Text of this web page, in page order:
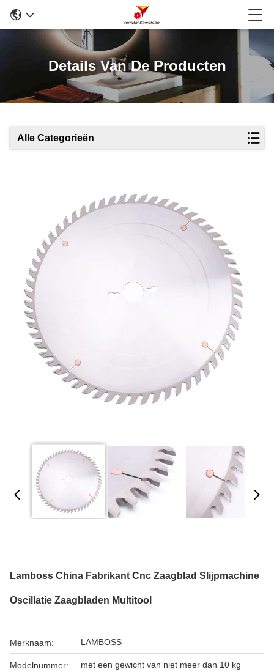
Details Van De Producten
Alle Categorieën
Lamboss China Fabrikant Cnc Zaagblad Slijpmachine
Oscillatie Zaagbladen Multitool
Merknaam: LAMBOSS
Modelnummer: met een gewicht van niet meer dan 10 kg